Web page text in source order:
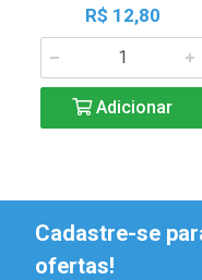
R$ 12,80
Adicionar
Cadastre-se
ofertas!